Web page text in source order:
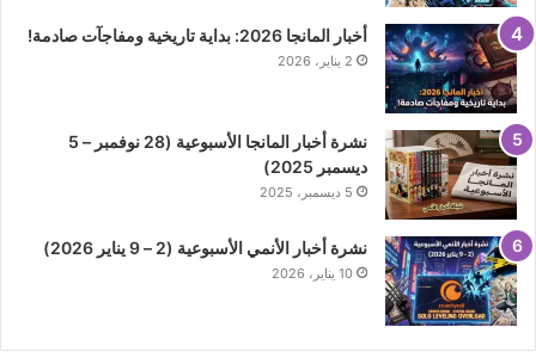
أخبار المانجا 2026: بداية تاريخية ومفاجآت صادمة!
2 يناير، 2026
نشرة أخبار المانجا الأسبوعية (28 نوفمبر – 5
ديسمبر 2025)
5 ديسمبر، 2025
نشرة أخبار الأنمي الأسبوعية (2 – 9 يناير 2026)
10 يناير، 2026